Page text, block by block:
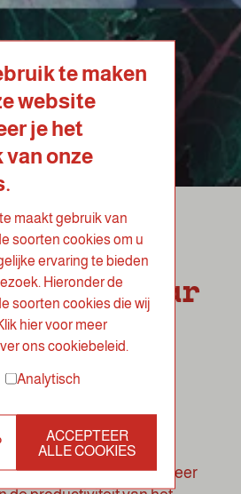
saladebar
talloze voordelen,
aan vitaminen,
die bijdragen aan een
Bovendien zijn ze licht
voor een verzadigd
zwaar gevoel achteraf.
onze saladebar, investeer
te maken
website
je het
onze
maakt gebruik van
soorten cookies om u
ervaring te bieden
Hieronder de
soorten cookies die wij
hier voor meer
ons cookiebeleid.
Analytisch
ACCEPTEER
ALLE COOKIES